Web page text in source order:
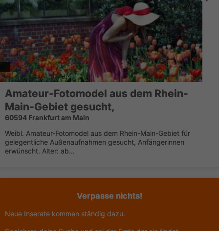
Amateur-Fotomodel aus dem Rhein-
Main-Gebiet gesucht,
60594 Frankfurt am Main
Weibl. Amateur-Fotomodel aus dem Rhein-Main-Gebiet für
gelegentliche Außenaufnahmen gesucht, Anfängerinnen
erwünscht. Alter: ab...
Verpasse nichts!
Neue Inserate kommen ständig dazu.